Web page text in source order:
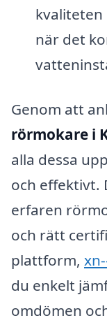
kvaliteten
när det
Genom att
rörmokare i
alla dessa
och effektivt.
erfaren
och rätt
plattform,
du enkelt
omdömen